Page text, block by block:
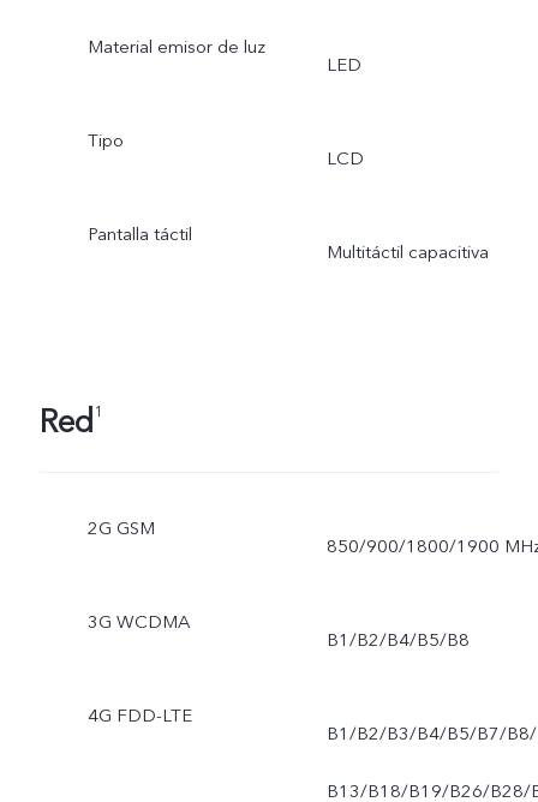
Material emisor de luz
LED
Tipo
LCD
Pantalla táctil
Multitáctil capacitiva
Red1
2G GSM
850/900/1800/1900
3G WCDMA
B1/B2/B4/B5/B8
4G FDD-LTE
B1/B2/B3/B4/B5/B7/B8/
B13/B18/B19/B26/B28/